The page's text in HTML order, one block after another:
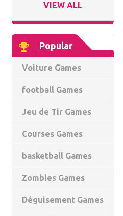
VIEW ALL
Popular
Voiture Games
football Games
Jeu de Tir Games
Courses Games
basketball Games
Zombies Games
Déguisement Games